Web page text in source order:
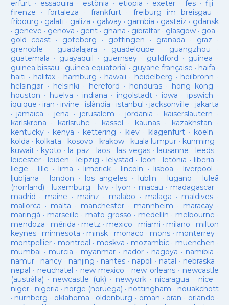
erfurt· essaouira · estònia · etiopia · exeter· fes· fiji ·
firenze ·fortaleza · frankfurt· freiburg im breisgau ·
fribourg · galati · galiza · galway· gambia · gasteiz · gdansk
· geneve · genova · gent· ghana · gibraltar· glasgow· goa ·
gold coast · goteborg · gottingen · granada · graz ·
grenoble · guadalajara · guadeloupe · guangzhou ·
guatemala · guayaquil · guernsey· guildford · guinea ·
guinea bissau · guinea equatorial · guyane française · haifa ·
haiti · halifax · hamburg · hawaii · heidelberg · heilbronn ·
helsingør· helsinki · hereford · honduras· hong kong ·
houston · huelva · indiana · ingolstadt· iowa · ipswich ·
iquique · iran · irvine · islàndia · istanbul · jacksonville · jakarta
· jamaica · jena · jerusalem · jordania · kaiserslautern ·
karlskrona · karlsruhe · kassel · kaunas· kazakhstan ·
kentucky· kenya · kettering · kiev· klagenfurt · koeln ·
kolda · kolkata · kosovo · krakow· kuala lumpur · kunming ·
kuwait· kyoto · la paz · laos· las vegas· lausanne · leeds ·
leicester· leiden · leipzig · lelystad · leon · letònia · liberia ·
liege · lille · lima · limerick· lincoln · lisboa · liverpool ·
ljubljana · london · los angeles· lublin · lugano · luleå
(norrland) · luxemburg · lviv · lyon · macau · madagascar·
madrid · maine · mainz · malabo · malaga · maldives·
mallorca · malta · manchester· mannheim · maracay·
maringá · marseille · mato grosso · medellín · melbourne ·
mendoza · mérida · metz · mexico · miami · milano · milton
keynes· minnesota · minsk · monaco · mons · monterrey ·
montpellier· montreal · moskva · mozambic· muenchen ·
mumbai · murcia · myanmar· nador · nagoya · namibia ·
namur· nancy · nanjing · nantes · napoli · natal · nebraska ·
nepal · neuchatel · new mexico · new orleans· newcastle
(austràlia) · newcastle (uk) · newyork· nicaragua · nice ·
niger· nigeria · norge (noruega) · nottingham · nouakchott
· nürnberg · oklahoma · oldenburg · oman · oran · orlando ·